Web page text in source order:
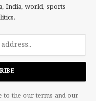
India, world, sports
to the our terms and our